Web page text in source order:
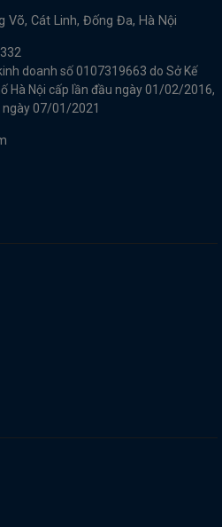
Võ, Cát Linh, Đống Đa, Hà Nội
doanh số 0107319663 do Sở Kế
Hà Nội cấp lần đầu ngày 01/02/2016,
07/01/2021